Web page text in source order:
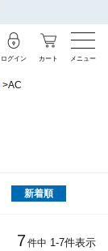
ログイン カート メニュー
AC
新着順
7件中 1-7件表示